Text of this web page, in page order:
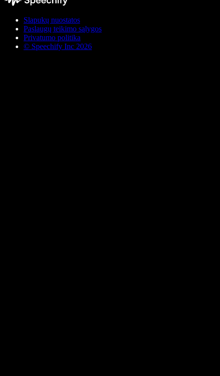
Slapukų nuostatos
Paslaugų teikimo sąlygos
Privatumo politika
© Speechify Inc 2026